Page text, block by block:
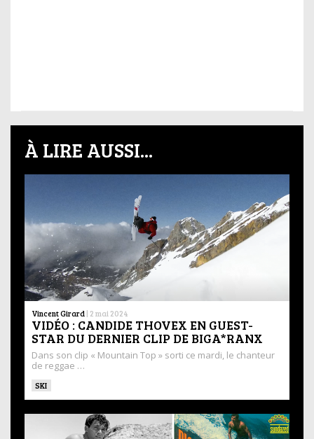
À LIRE AUSSI...
Vincent Girard | 2 mai 2024
VIDÉO : CANDIDE THOVEX EN GUEST-
STAR DU DERNIER CLIP DE BIGA*RANX
Dans son clip « Mountain Top » sorti ce mardi, le chanteur
de reggae …
SKI